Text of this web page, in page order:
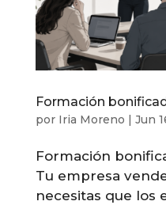
Formación
por Iria Moreno | Jun
Formación
Tu empresa
necesitas que los